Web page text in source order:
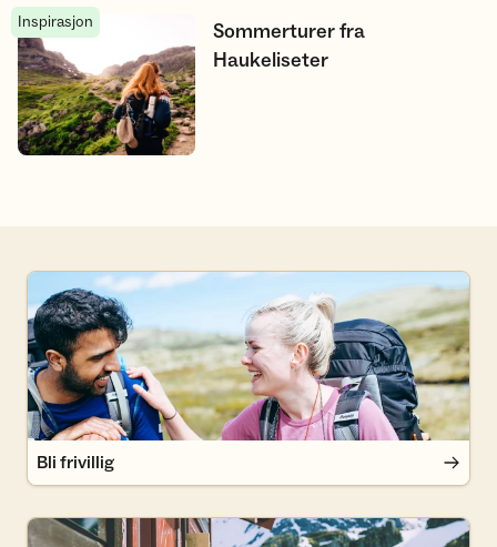
Sommerturer fra Haukeliseter
Inspirasjon
Sommerturer fra
Haukeliseter
Bli frivillig
Bli frivillig
Bli medlem